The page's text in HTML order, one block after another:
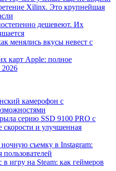
Xilinx. Это крупнейшая
дешевеют. Их
менялись вкусы невест с
карт Apple: полное
2026
камерофон с
серию SSD 9100 PRO с
и улучшенная
съемку в Instagram:
игру на Steam: как геймеров